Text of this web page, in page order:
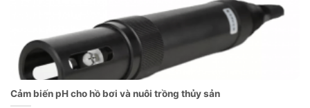
Cảm biến pH cho hồ bơi và nuôi trồng thủy sản